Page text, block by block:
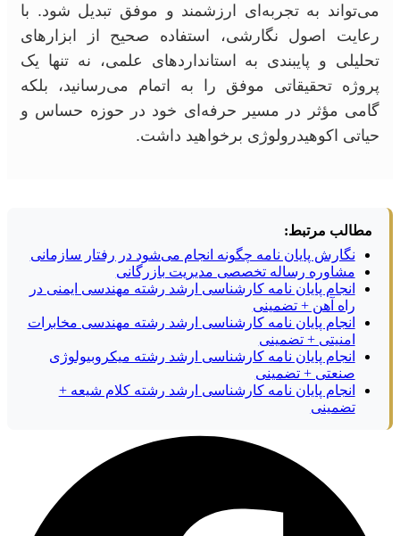
می‌تواند به تجربه‌ای ارزشمند و موفق تبدیل شود. با
رعایت اصول نگارشی، استفاده صحیح از ابزارهای
تحلیلی و پایبندی به استانداردهای علمی، نه تنها یک
پروژه تحقیقاتی موفق را به اتمام می‌رسانید، بلکه
گامی مؤثر در مسیر حرفه‌ای خود در حوزه حساس و
حیاتی اکوهیدرولوژی برخواهید داشت.
مطالب مرتبط:
نگارش پایان نامه چگونه انجام می‌شود در رفتار سازمانی
مشاوره رساله تخصصی مدیریت بازرگانی
انجام پایان نامه کارشناسی ارشد رشته مهندسی ایمنی در
راه آهن + تضمینی
انجام پایان نامه کارشناسی ارشد رشته مهندسی مخابرات
امنیتی + تضمینی
انجام پایان نامه کارشناسی ارشد رشته میکروبیولوژی
صنعتی + تضمینی
انجام پایان نامه کارشناسی ارشد رشته کلام شیعه +
تضمینی